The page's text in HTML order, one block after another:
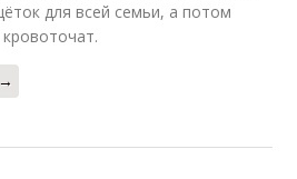
для всей семьи, а потом